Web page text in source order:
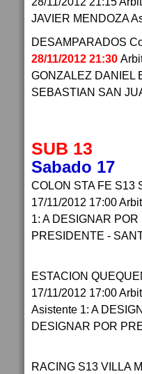
JAVIER MENDOZA
DESAMPARADOS
28/11/2012 21:30
GONZALEZ DANIEL
SEBASTIAN SAN
SUB 13
Sabado 17
COLON STA FE S13
17/11/2012 17:00
1: A DESIGNAR
PRESIDENTE -
ESTACION
17/11/2012 17:00
Asistente 1: A
DESIGNAR POR
RACING S13 VILLA